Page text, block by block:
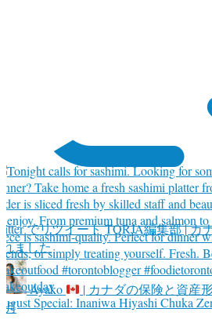
でリツイートTORJA編集部 | カ
ました
Ayako | カナダの保険と資産
月
Special: Inaniwa Hiyashi Chuka